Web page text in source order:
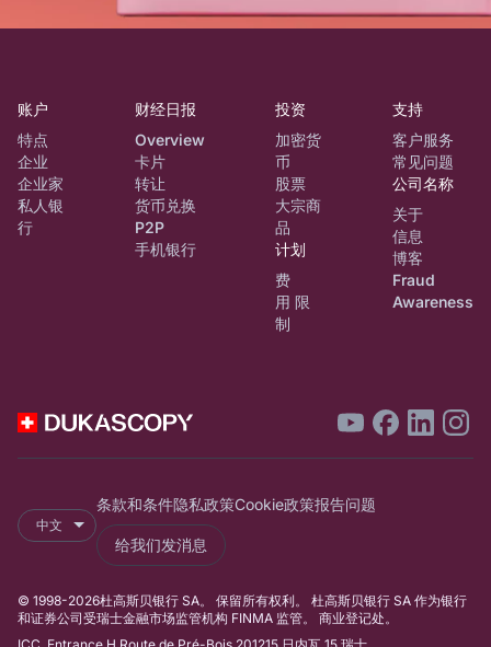
账户
特点
企业
企业家
私人银
行
财经日报
Overview
卡片
转让
货币兑换
P2P
手机银行
投资
加密货
币
股票
大宗商
品
计划
费
用 限
制
支持
客户服务
常见问题
公司名称
关于
信息
博客
Fraud
Awareness
中文
条款和条件隐私政策Cookie政策报告问题
给我们发消息
© 1998-2026杜高斯贝银行 SA。 保留所有权利。 杜高斯贝银行 SA 作为银行
和证券公司受瑞士金融市场监管机构 FINMA 监管。 商业登记处。